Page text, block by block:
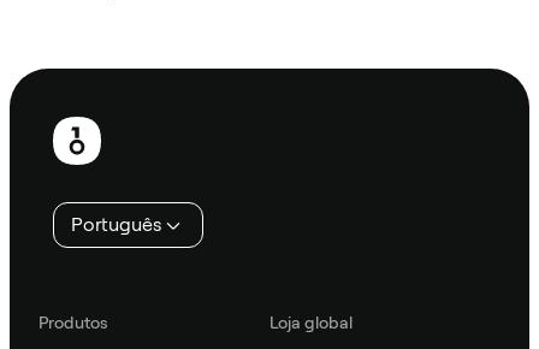
Rodapé
Português
Produtos
Loja global